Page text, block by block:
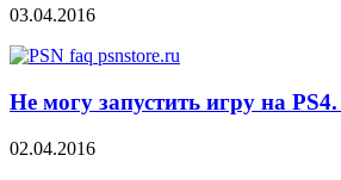
03.04.2016
Не могу запустить игру на
02.04.2016